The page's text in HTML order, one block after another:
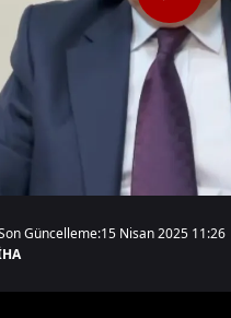
Güncelleme:15 Nisan 2025 11:26